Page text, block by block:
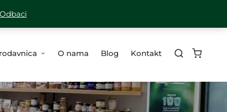
ZA SVE PORUDŽBINE PREKO 10,000 RSD
O nama Blog Kontakt